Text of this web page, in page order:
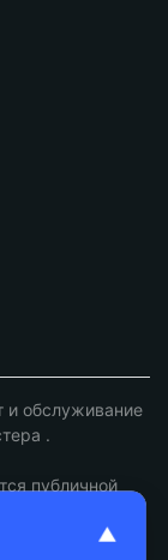
и обслуживание
.
публичной
сайтов
▲